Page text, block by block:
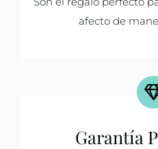
afecto de
Garantía